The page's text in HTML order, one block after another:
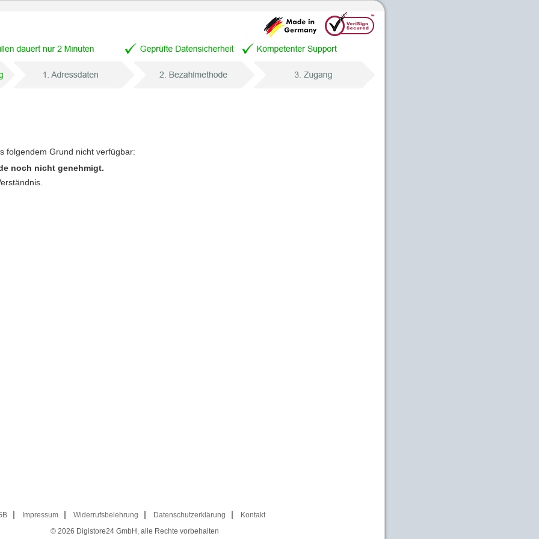
folgendem Grund nicht verfügbar:
noch nicht genehmigt.
Impressum Widerrufsbelehrung Datenschutzerklärung
Kontakt
© 2026 Digistore24 GmbH, alle Rechte vorbehalten